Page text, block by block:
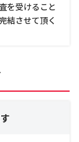
を受けること
結させて頂く